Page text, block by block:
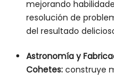
mejorando
resolución de
del resultado
Astronomía y
Cohetes: construye